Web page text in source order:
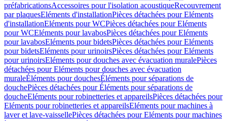
préfabricationsAccessoires pour l'isolation acoustiqueRecouvrement
par plaquesEléments d'installationPièces détachées pour Eléments
d'installationEléments pour WCPièces détachées pour Eléments
pour WCEléments pour lavabosPièces détachées pour Eléments
pour lavabosEléments pour bidetsPièces détachées pour Eléments
pour bidetsEléments pour urinoirsPièces détachées pour Eléments
pour urinoirsEléments pour douches avec évacuation muralePièces
détachées pour Eléments pour douches avec évacuation
muraleÉléments pour douchesÉléments pour séparations de
douchePièces détachées pour Éléments pour séparations de
doucheEléments pour robinetteries et appareilsPièces détachées pour
Eléments pour robinetteries et appareilsEléments pour machines à
laver et lave-vaissellePièces détachées pour Eléments pour machines